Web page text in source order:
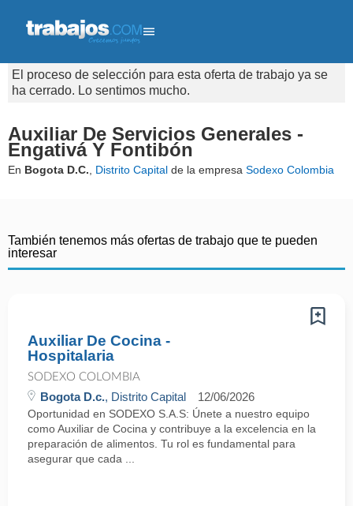
El proceso de selección para esta oferta de trabajo ya se
ha cerrado. Lo sentimos mucho.
Auxiliar De Servicios Generales -
Engativá Y Fontibón
En Bogota D.C. Distrito Capital de la empresa Sodexo Colombia
También tenemos más ofertas de trabajo que te pueden
interesar
Auxiliar De Cocina -
Hospitalaria
SODEXO COLOMBIA
Bogota D.c., Distrito Capital 12/06/2026
Oportunidad en SODEXO S.A.S: Únete a nuestro equipo
como Auxiliar de Cocina y contribuye a la excelencia en la
preparación de alimentos. Tu rol es fundamental para
asegurar que cada ...